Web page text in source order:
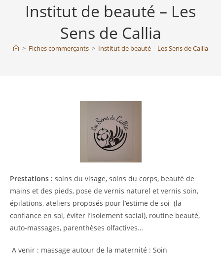
Institut de beauté – Les
Sens de Callia
> Fiches commerçants > Institut de beauté – Les Sens de Callia
Prestations : soins du visage, soins du corps, beauté de
mains et des pieds, pose de vernis naturel et vernis soin,
épilations, ateliers proposés pour l’estime de soi (la
confiance en soi, éviter l’isolement social), routine beauté,
auto-massages, parenthèses olfactives…
A venir : massage autour de la maternité : Soin